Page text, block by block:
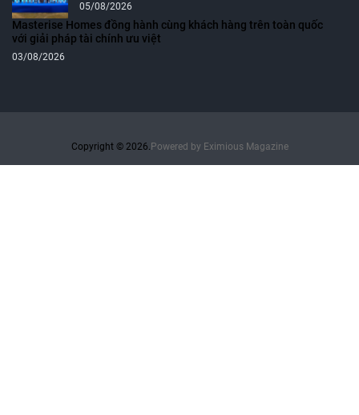
05/08/2026
Masterise Homes đồng hành cùng khách hàng trên toàn quốc
với giải pháp tài chính ưu việt
03/08/2026
Copyright © 2026. Powered by Eximious Magazine